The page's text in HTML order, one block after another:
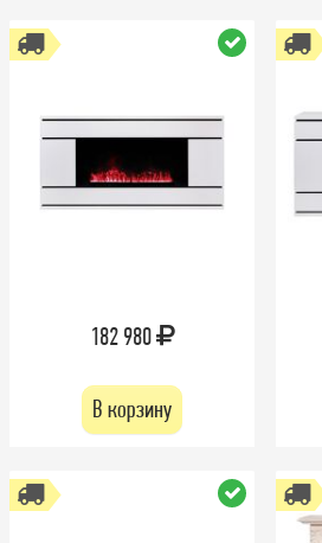
182 980
В корзину